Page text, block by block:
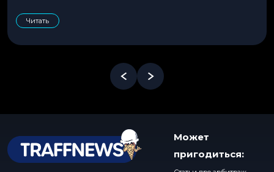
Читать
Может
пригодиться: